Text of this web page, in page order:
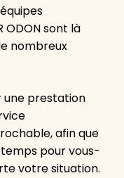
ODON sont là
nombreux
une prestation
afin que
pour vous-
votre situation.